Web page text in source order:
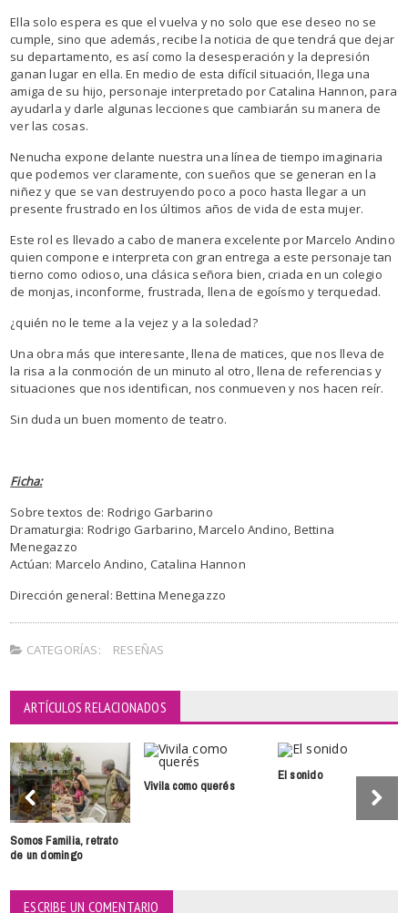
Ella solo espera es que el vuelva y no solo que ese deseo no se
cumple, sino que además, recibe la noticia de que tendrá que dejar
su departamento, es así como la desesperación y la depresión
ganan lugar en ella. En medio de esta difícil situación, llega una
amiga de su hijo, personaje interpretado por Catalina Hannon, para
ayudarla y darle algunas lecciones que cambiarán su manera de
ver las cosas.
Nenucha expone delante nuestra una línea de tiempo imaginaria
que podemos ver claramente, con sueños que se generan en la
niñez y que se van destruyendo poco a poco hasta llegar a un
presente frustrado en los últimos años de vida de esta mujer.
Este rol es llevado a cabo de manera excelente por Marcelo Andino
quien compone e interpreta con gran entrega a este personaje tan
tierno como odioso, una clásica señora bien, criada en un colegio
de monjas, inconforme, frustrada, llena de egoísmo y terquedad.
¿quién no le teme a la vejez y a la soledad?
Una obra más que interesante, llena de matices, que nos lleva de
la risa a la conmoción de un minuto al otro, llena de referencias y
situaciones que nos identifican, nos conmueven y nos hacen reír.
Sin duda un buen momento de teatro.
Ficha:
Sobre textos de: Rodrigo Garbarino
Dramaturgia: Rodrigo Garbarino, Marcelo Andino, Bettina
Menegazzo
Actúan: Marcelo Andino, Catalina Hannon
Dirección general: Bettina Menegazzo
CATEGORÍAS: RESEÑAS
ARTÍCULOS RELACIONADOS
Somos Familia, retrato
de un domingo
Vivila como querés
El sonido
ESCRIBE UN COMENTARIO